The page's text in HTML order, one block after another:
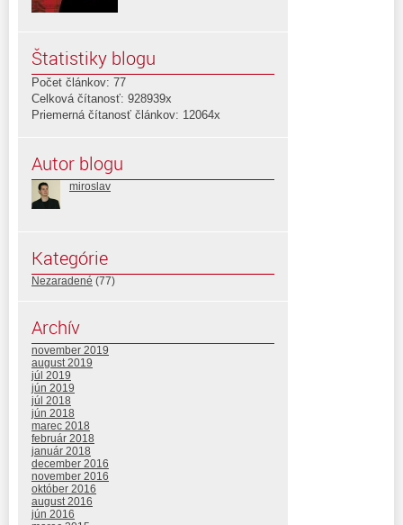
Štatistiky blogu
Počet článkov: 77
Celková čítanosť: 928939x
Priemerná čítanosť článkov: 12064x
Autor blogu
miroslav
Kategórie
Nezaradené (77)
Archív
november 2019
august 2019
júl 2019
jún 2019
júl 2018
jún 2018
marec 2018
február 2018
január 2018
december 2016
november 2016
október 2016
august 2016
jún 2016